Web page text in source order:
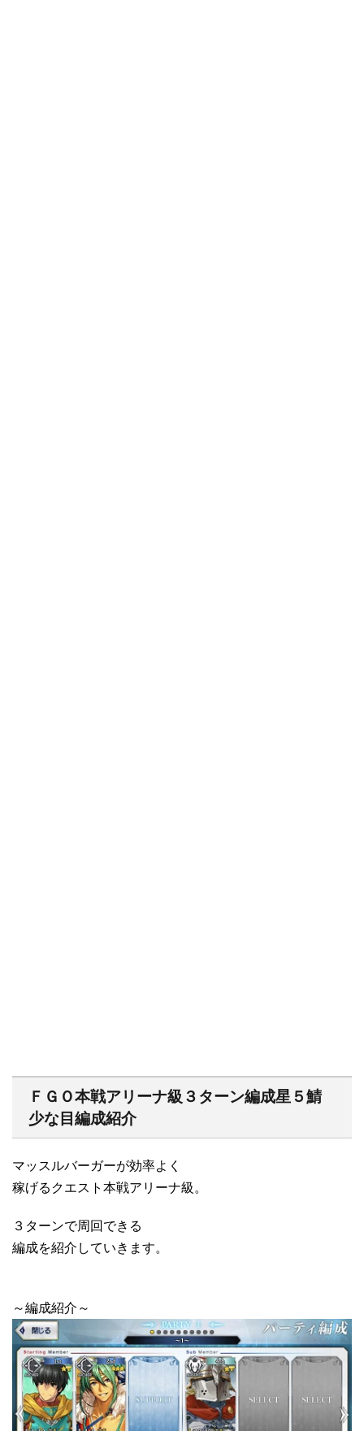
ＦＧＯ本戦アリーナ級３ターン編成星５鯖
少な目編成紹介
マッスルバーガーが効率よく
稼げるクエスト本戦アリーナ級。
３ターンで周回できる
編成を紹介していきます。
～編成紹介～